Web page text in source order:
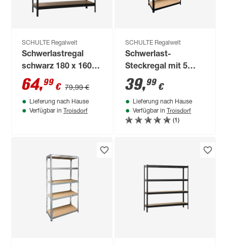
SCHULTE Regalwelt
Schwerlastregal
schwarz 180 x 160 x
60 cm, 4 Böden à
250 kg
64,99 € 79,99 €
Lieferung nach Hause
Verfügbar in Troisdorf
SCHULTE Regalwelt
Schwerlast-
Steckregal mit 5
Böden à 175 kg
Traglast, schwarz
180 x 90 x 40 cm
39,99 €
Lieferung nach Hause
Verfügbar in Troisdorf
(1)